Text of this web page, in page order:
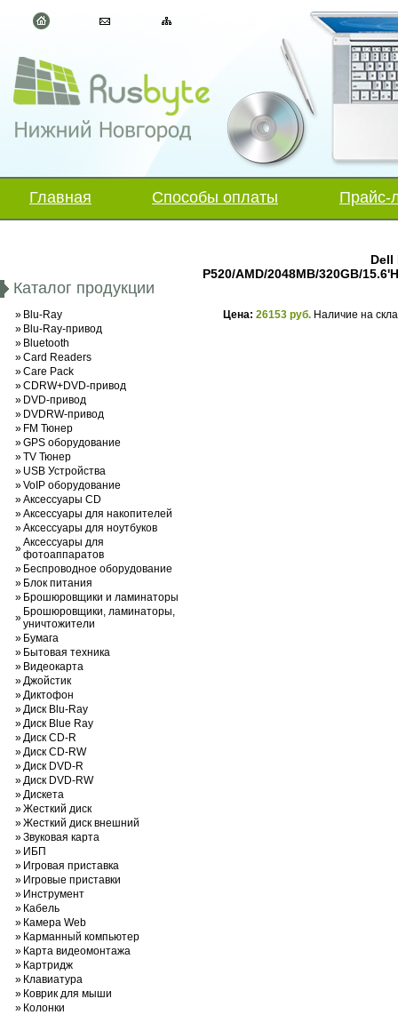
Главная Способы оплаты Прайс-
Каталог продукции
» Blu-Ray
» Blu-Ray-привод
» Bluetooth
»Card Readers
»Care Pack
»CDRW+DVD-привод
» DVD-привод
» DVDRW-привод
» FM Тюнер
»GPS оборудование
»TV Тюнер
» USB Устройства
»VoIP оборудование
»Аксессуары CD
»Аксессуары для накопителей
»Аксессуары для ноутбуков
»Аксессуары для
фотоаппаратов
» Беспроводное оборудование
» Блок питания
» Брошюровщики и ламинаторы
» Брошюровщики, ламинаторы,
уничтожители
» Бумага
» Бытовая техника
» Видеокарта
»Джойстик
»Диктофон
»Диск Blu-Ray
»Диск Blue Ray
»Диск CD-R
»Диск CD-RW
»Диск DVD-R
»Диск DVD-RW
»Дискета
»Жесткий диск
»Жесткий диск внешний
»Звуковая карта
» ИБП
» Игровая приставка
» Игровые приставки
» Инструмент
» Кабель
» Камера Web
» Карманный компьютер
» Карта видеомонтажа
» Картридж
» Клавиатура
» Коврик для мыши
» Колонки
Dell
P520/AMD/2048MB/320GB/
Цена:26153 руб. Наличие на